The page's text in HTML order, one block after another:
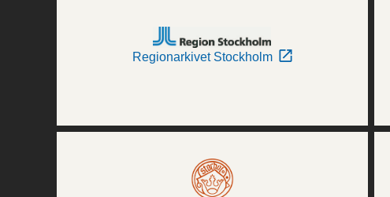
Regionarkivet Stockholm